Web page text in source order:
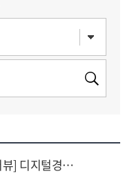
[잡(JOB)아라 서포터즈 13기 인터뷰] 디지털경영전공 21학번 서포터